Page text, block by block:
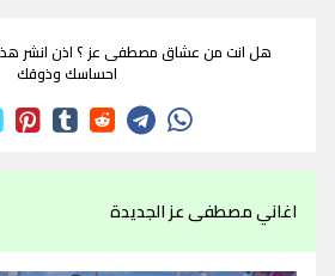
هل انت من عشاق مصطفى عز ؟ اذن انشر
احساسك وذوقك
اغاني مصطفى عز الجديدة